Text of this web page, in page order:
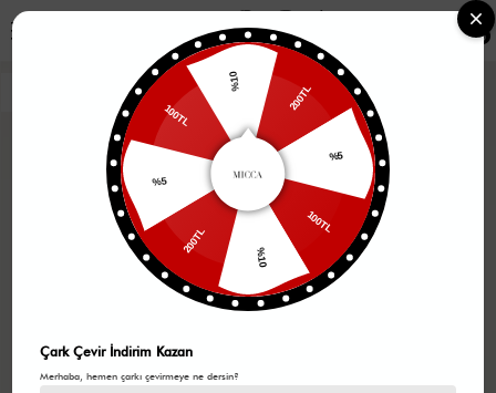
0
%10 200TL
%5
100TL
%10
200TL
%5
100TL
Çark Çevir İndirim Kazan
Merhaba, hemen çarkı çevirmeye ne dersin?